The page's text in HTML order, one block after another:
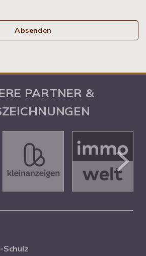
Absenden
PARTNER &
Schulz